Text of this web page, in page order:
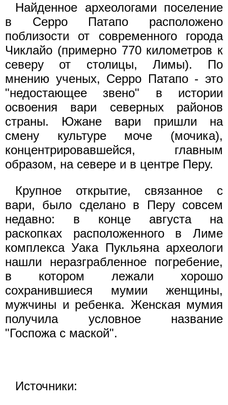
Найденное археологами поселение
в Серро Патапо расположено
поблизости от современного города
Чиклайо (примерно 770 километров к
северу от столицы, Лимы). По
мнению ученых, Серро Патапо - это
"недостающее звено" в истории
освоения вари северных районов
страны. Южане вари пришли на
смену культуре моче (мочика),
концентрировавшейся, главным
образом, на севере и в центре Перу.
Крупное открытие, связанное с
вари, было сделано в Перу совсем
недавно: в конце августа на
раскопках расположенного в Лиме
комплекса Уака Пукльяна археологи
нашли неразграбленное погребение,
в котором лежали хорошо
сохранившиеся мумии женщины,
мужчины и ребенка. Женская мумия
получила условное название
"Госпожа с маской".
Источники: